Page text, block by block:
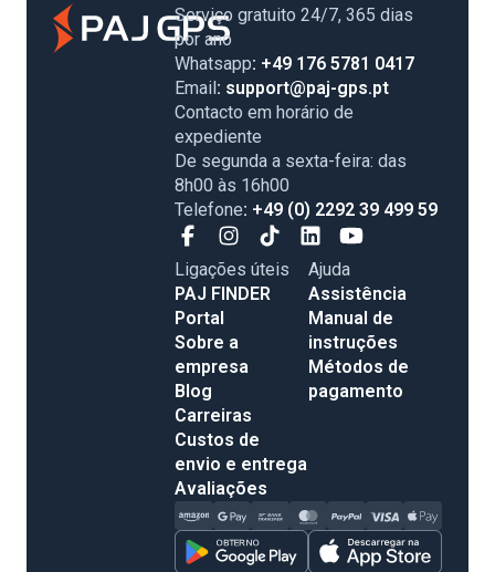
Serviço gratuito 24/7, 365 dias
por ano
Whatsapp: +49 176 5781 0417
Email: support@paj-gps.pt
Contacto em horário de
expediente
De segunda a sexta-feira: das
8h00 às 16h00
Telefone: +49 (0) 2292 39 499 59
Ligações úteis
PAJ FINDER
Portal
Sobre a
empresa
Blog
Carreiras
Custos de
envio e entrega
Avaliações
Ajuda
Assistência
Manual de
instruções
Métodos de
pagamento